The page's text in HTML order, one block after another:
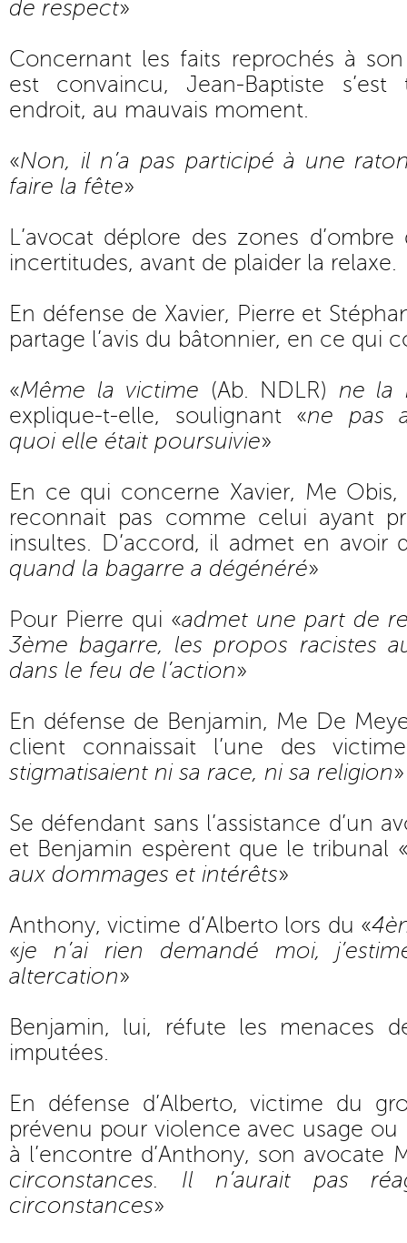
de respect»
Concernant les faits reprochés à
est convaincu, Jean-Baptiste
endroit, au mauvais moment.
«Non, il n’a pas participé à une
faire la fête»
L’avocat déplore des zones
incertitudes, avant de plaider la relaxe.
En défense de Xavier, Pierre et
partage l’avis du bâtonnier, en ce qui
«Même la victime (Ab. NDLR) ne la
explique-t-elle, soulignant «ne pas
quoi elle était poursuivie»
En ce qui concerne Xavier, Me Obis,
reconnait pas comme celui ayant
insultes. D’accord, il admet en avoir
quand la bagarre a dégénéré»
Pour Pierre qui «admet une part de
3ème bagarre, les propos racistes
dans le feu de l’action»
En défense de Benjamin, Me De
client connaissait l’une des
stigmatisaient ni sa race, ni sa religion»
Se défendant sans l’assistance d’un
et Benjamin espèrent que le tribunal
aux dommages et intérêts»
Anthony, victime d’Alberto lors du «
«je n’ai rien demandé moi,
altercation»
Benjamin, lui, réfute les menaces
imputées.
En défense d’Alberto, victime du
prévenu pour violence avec usage ou
à l’encontre d’Anthony, son avocate
circonstances. Il n’aurait pas
circonstances»